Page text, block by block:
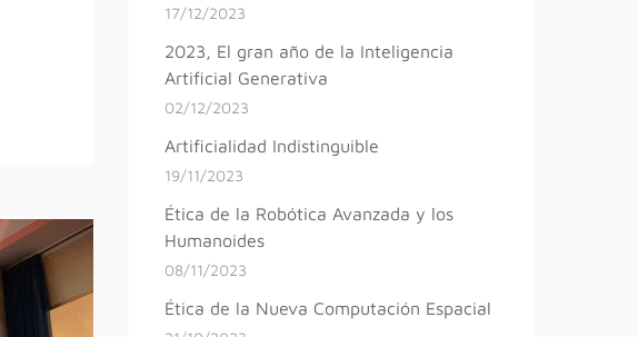
17/12/2023
2023, El gran año de la Inteligencia
Artificial Generativa
02/12/2023
Artificialidad Indistinguible
19/11/2023
Ética de la Robótica Avanzada y los
Humanoides
08/11/2023
Ética de la Nueva Computación Espacial